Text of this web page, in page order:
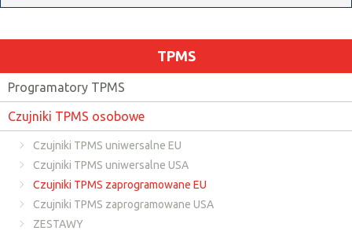
TPMS
Programatory TPMS
Czujniki TPMS osobowe
Czujniki TPMS uniwersalne EU
Czujniki TPMS uniwersalne USA
Czujniki TPMS zaprogramowane EU
Czujniki TPMS zaprogramowane USA
ZESTAWY